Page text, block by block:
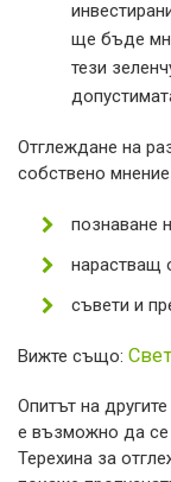
ще бъде
тези
Отглеждане на
собствено
познаване
нарастващ
съвети и
Вижте също:
Опитът на
е възможно да се
Терехина за